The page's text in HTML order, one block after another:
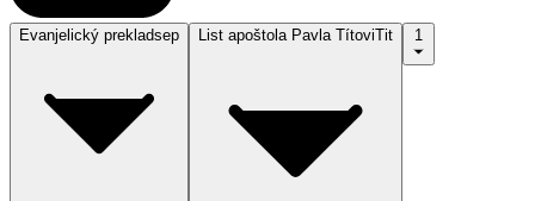
Evanjelický prekladsep List apoštola Pavla TítoviTit